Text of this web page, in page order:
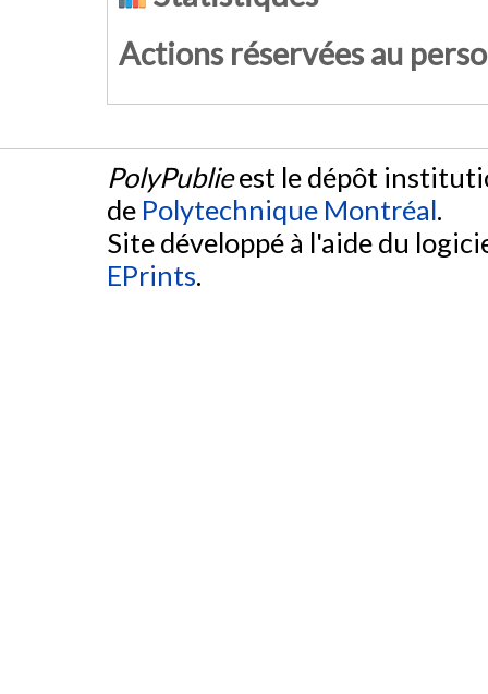
Actions réservées au
PolyPublieest le dépôt
de Polytechnique Montréal.
Site développé à l'aide du
EPrints.